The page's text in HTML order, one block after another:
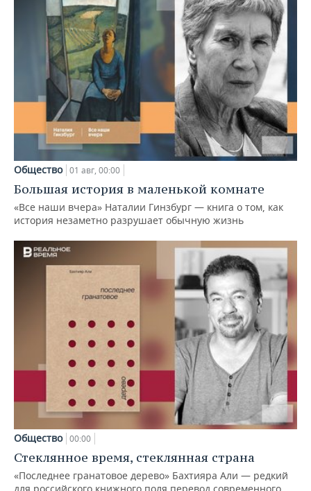
Общество 01 авг, 00:00
Большая история в маленькой комнате
«Все наши вчера» Наталии Гинзбург — книга о том, как
история незаметно разрушает обычную жизнь
Общество 00:00
Стеклянное время, стеклянная страна
«Последнее гранатовое дерево» Бахтияра Али — редкий
для российского книжного поля перевод современного